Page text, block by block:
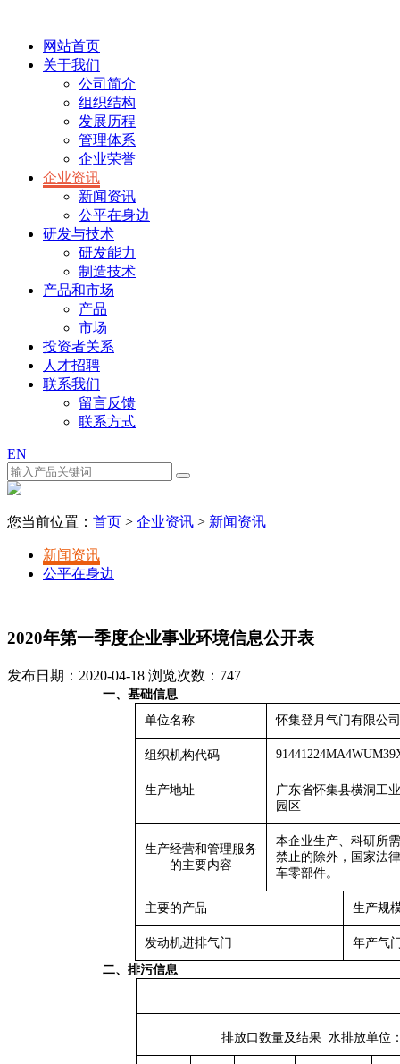
网站首页
关于我们
公司简介
组织结构
发展历程
管理体系
企业荣誉
企业资讯
新闻资讯
公平在身边
研发与技术
研发能力
制造技术
产品和市场
产品
市场
投资者关系
人才招聘
联系我们
留言反馈
联系方式
EN
您当前位置： 首页 > 企业资讯 > 新闻资讯
新闻资讯
公平在身边
2020年第一季度企业事业环境信息公开表
发布日期：2020-04-18 浏览次数： 747
一、 基础信息
单位名称
怀集登月气门有限公司
组织机构代码
生产地址
广东省怀集县横洞工业
园区
生产经营和管理服务
的主要内容
本企业生产、科研所
禁止的除外，国家法
车零部件。
主要的产品 生产规
发动机进排气门
年产气
二、 排污信息
排放口数量及结果 水排放单位